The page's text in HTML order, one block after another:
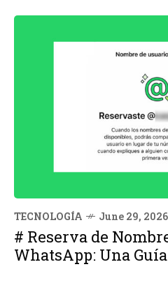
TECNOLOGÍA June 29, 2026
# Reserva de
WhatsApp: Una